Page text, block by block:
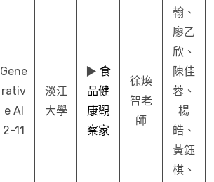
Gene
rativ
e AI
2-11
淡江
大學
▶︎ 食
品健
康觀
察家
徐煥
智老
師
翰、
廖乙
欣、
陳佳
蓉、
楊
皓、
黃鈺
棋、